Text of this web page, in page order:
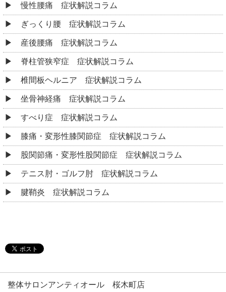
慢性腰痛 症状解説コラム
ぎっくり腰 症状解説コラム
産後腰痛 症状解説コラム
脊柱管狭窄症 症状解説コラム
椎間板ヘルニア 症状解説コラム
坐骨神経痛 症状解説コラム
すべり症 症状解説コラム
膝痛・変形性膝関節症 症状解説コラム
股関節痛・変形性股関節症 症状解説コラム
テニス肘・ゴルフ肘 症状解説コラム
腱鞘炎 症状解説コラム
整体サロンアンティオール 桜木町店